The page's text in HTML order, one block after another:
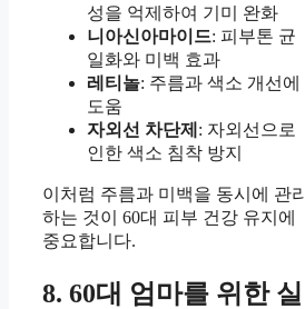
성을 억제하여 기미 완화
니아신아마이드: 피부톤 균
일화와 미백 효과
레티놀: 주름과 색소 개선에
도움
자외선 차단제 : 자외선으로
인한 색소 침착 방지
이처럼 주름과 미백을 동시에 관리
하는 것이 60대 피부 건강 유지에
중요합니다.
8. 60대 엄마를 위한 실